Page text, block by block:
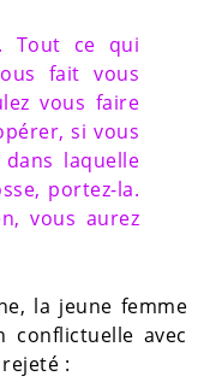
Tout ce qui
fait vous
vous faire
si vous
laquelle
portez-la.
vous aurez
la jeune femme
conflictuelle avec
: